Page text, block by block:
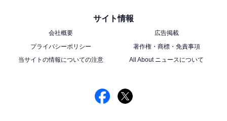
サイト情報
会社概要
広告掲載
プライバシーポリシー
著作権・商標・免責事項
当サイトの情報についての注意
All About ニュースについて